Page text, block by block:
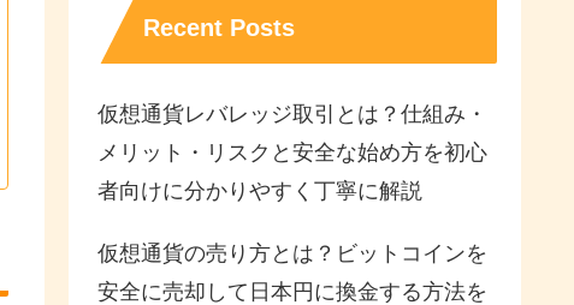
Recent Posts
仮想通貨レバレッジ取引とは？仕組み・
メリット・リスクと安全な始め方を初心
者向けに分かりやすく丁寧に解説
仮想通貨の売り方とは？ビットコインを
安全に売却して日本円に換金する方法を